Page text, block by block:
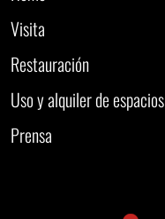
Visita
Restauración
Uso y alquiler de espacios
Prensa